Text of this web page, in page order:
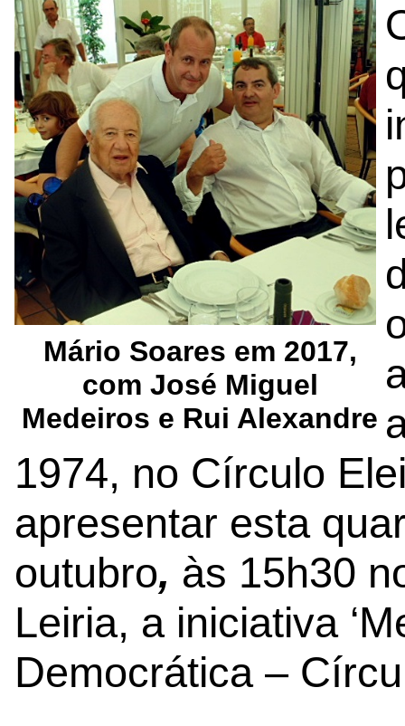
Mário Soares em 2017,
com José Miguel
Medeiros e Rui Alexandre
1974, no Círculo
apresentar esta
outubro, às 15h30
Leiria, a iniciativa
Democrática –